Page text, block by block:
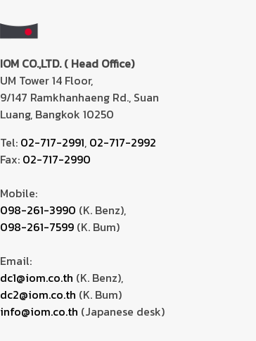
IOM CO.,LTD. ( Head Office)
UM Tower 14 Floor,
9/147 Ramkhanhaeng Rd., Suan
Luang, Bangkok 10250
Tel: 02-717-2991, 02-717-2992
Fax: 02-717-2990
Mobile:
098-261-3990 (K. Benz),
098-261-7599(K. Bum)
Email:
dc1@iom.co.th (K. Benz),
dc2@iom.co.th (K. Bum)
info@iom.co.th (Japanese desk)